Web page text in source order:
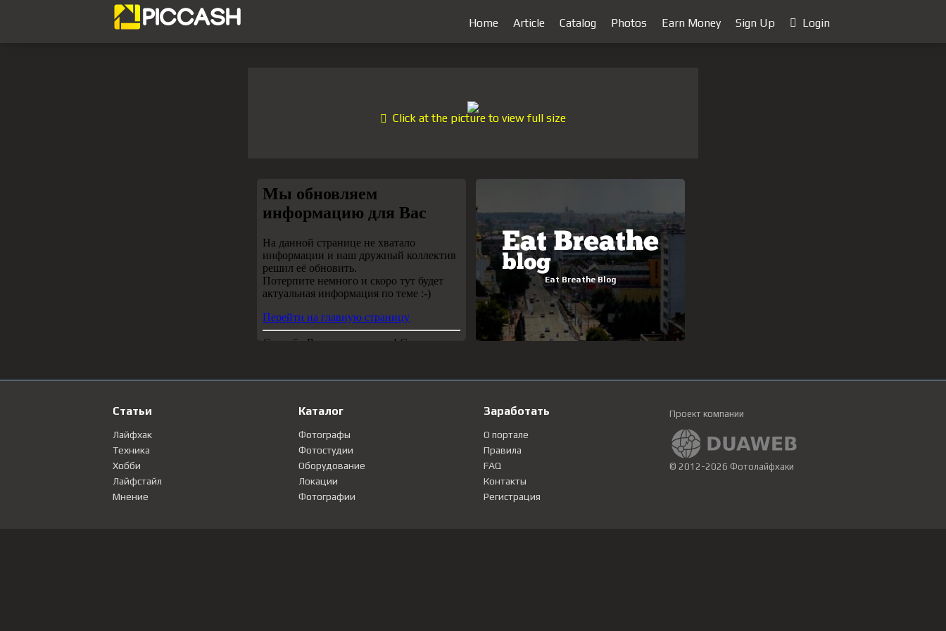
Home Article Catalog Photos Earn Money Sign Up Login
Click at the picture to view full size
Статьи
Лайфхак
Техника
Хобби
Лайфстайл
Мнение
Каталог
Фотографы
Фотостудии
Оборудование
Локации
Фотографии
Заработать
О портале
Правила
FAQ
Контакты
Регистрация
Проект компании
© 2012-2026 Фотолайфхаки